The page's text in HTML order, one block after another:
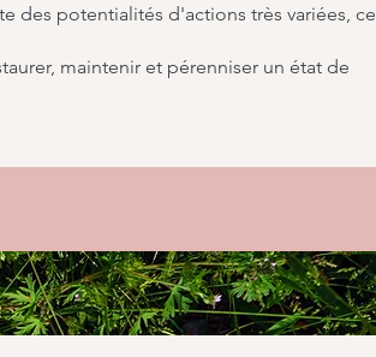
des potentialités d'actions très variées, ce
maintenir et pérenniser un état de